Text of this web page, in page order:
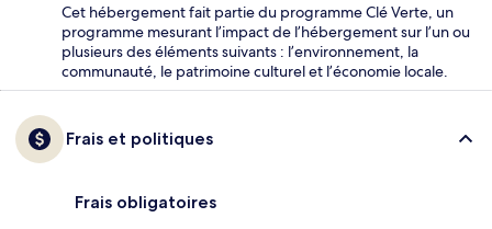
Cet hébergement fait partie du programme Clé Verte, un
programme mesurant l’impact de l’hébergement sur l’un ou
plusieurs des éléments suivants : l’environnement, la
communauté, le patrimoine culturel et l’économie locale.
Frais et politiques
Frais obligatoires